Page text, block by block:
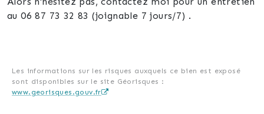
au 06 87 73 32 83 (joignable 7 jours/7) .
Les informations sur les risques auxquels ce bien est exposé
sont disponibles sur le site Géorisques :
www.georisques.gouv.fr